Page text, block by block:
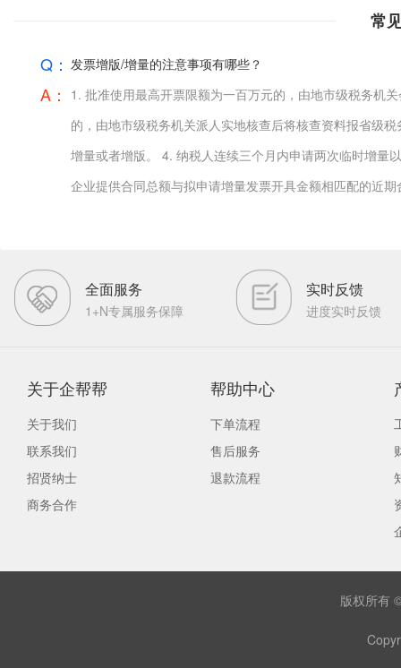
常
Q： 发票增版/增量的注意事项有哪些？
A：
1. 批准使用最高开票限额为一百万元的，由地市级税务机
的，由地市级税务机关派人实地核查后将核查资料报省级
增量或者增版。 4. 纳税人连续三个月内申请两次临时增量
企业提供合同总额与拟申请增量发票开具金额相匹配的近
全面服务
1+N专属服务保障
实时反馈
进度实时反馈
关于企帮帮
关于我们
联系我们
招贤纳士
商务合作
帮助中心
下单流程
售后服务
退款流程
版权所有